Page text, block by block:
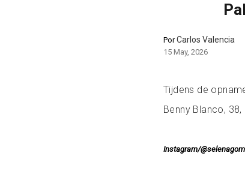
PorCarlos Valencia
15 May, 2026
Tijdens de
Benny Blanco,
Instagram/